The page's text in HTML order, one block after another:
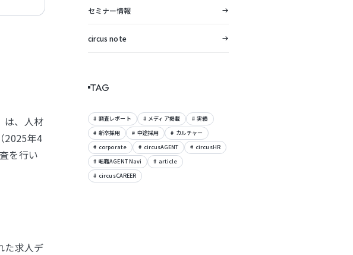
は、⼈材
2025年4
を行い
た求人デ
セミナー情報
circus note
TAG
調査レポート メディア掲載
実績
新卒採用
中途採用
カルチャー
corporate
circusAGENT
circusHR
転職AGENT Navi
article
circusCAREER